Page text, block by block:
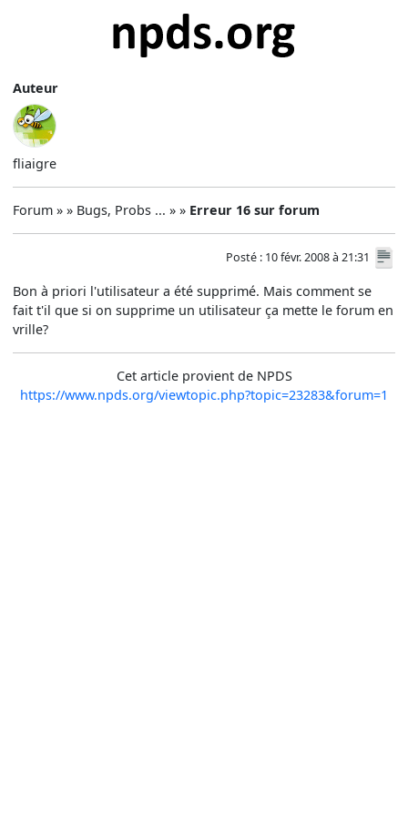
Auteur
fliaigre
Forum » » Bugs, Probs ... » » Erreur 16 sur forum
Posté : 10 févr. 2008 à 21:31
Bon à priori l'utilisateur a été supprimé. Mais comment se
fait t'il que si on supprime un utilisateur ça mette le forum en
vrille?
Cet article provient de NPDS
https://www.npds.org/viewtopic.php?topic=23283&forum=1